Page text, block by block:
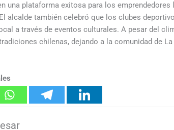
una plataforma exitosa para los
alcalde también celebró que los clubes
a través de eventos culturales. A pesar del
chilenas, dejando a la comunidad de